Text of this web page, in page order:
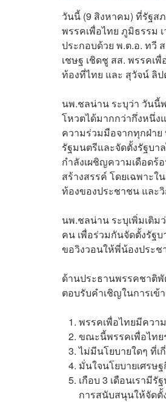
วันนี้ (9 สิงหาคม) ที่รัฐส
พรรคเพื่อไทย ภูมิธรรม
ประกอบด้วย พ.ต.อ. ทวี
เชษฐ เชิดชู สส. พรรคเ
ท้องที่ไทย และ สุวัจน์ ลิ
นพ.ชลน่าน ระบุว่า วันนี้พ
โหวตได้มากกว่ากึ่งหนึ่ง
ความร่วมมือจากทุกฝ่าย
รัฐมนตรีและจัดตั้งรัฐบา
กำลังเผชิญความเดือดร้
สร้างสรรค์ โดยเฉพาะ
ท้องของประชาชน และ
นพ.ชลน่าน ระบุเพิ่มเติ
คน เพื่อร่วมกันจัดตั้งรัฐ
ขอวิงวอนให้พี่น้องประช
ด้านประธานพรรคชาติ
ตอบรับคำเชิญในการเข้
พรรคเพื่อไทยมีควา
ขณะนี้พรรคเพื่อไทย
ไม่มีนโยบายใดๆ ที่เ
มั่นใจนโยบายเศรษ
เกือบ 3 เดือนเรามี
การสนับสนุนให้จัดตั้